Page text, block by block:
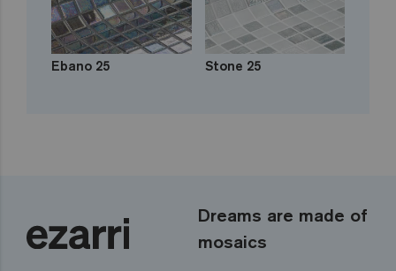
Ebano 25 Stone 25
Dreams are made of
mosaics